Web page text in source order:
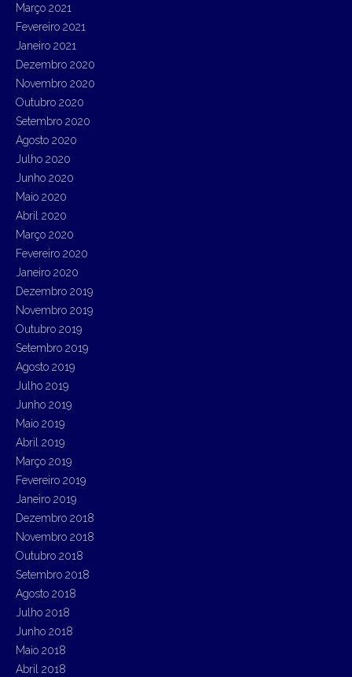
Março 2021
Fevereiro 2021
Janeiro 2021
Dezembro 2020
Novembro 2020
Outubro 2020
Setembro 2020
Agosto 2020
Julho 2020
Junho 2020
Maio 2020
Abril 2020
Março 2020
Fevereiro 2020
Janeiro 2020
Dezembro 2019
Novembro 2019
Outubro 2019
Setembro 2019
Agosto 2019
Julho 2019
Junho 2019
Maio 2019
Abril 2019
Março 2019
Fevereiro 2019
Janeiro 2019
Dezembro 2018
Novembro 2018
Outubro 2018
Setembro 2018
Agosto 2018
Julho 2018
Junho 2018
Maio 2018
Abril 2018